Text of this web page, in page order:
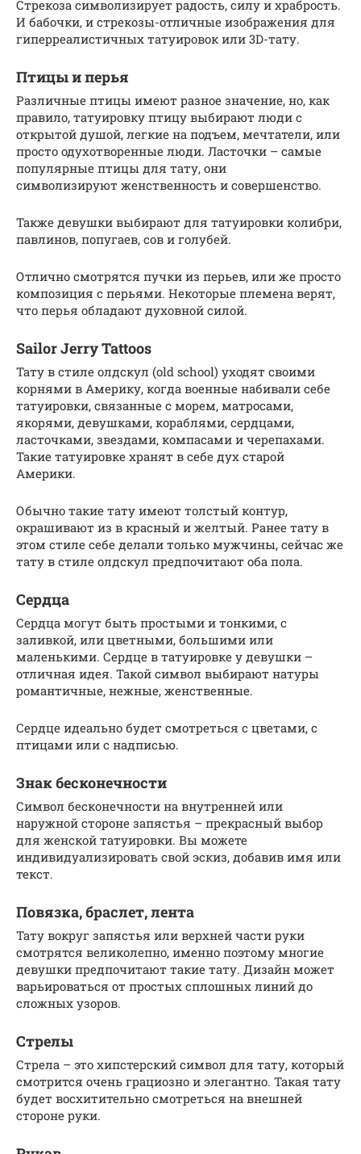
Стрекоза символизирует радость, силу и храбрость.
И бабочки, и стрекозы-отличные изображения для
гиперреалистичных татуировок или 3D-тату.
Птицы и перья
Различные птицы имеют разное значение, но, как
правило, татуировку птицу выбирают люди с
открытой душой, легкие на подъем, мечтатели, или
просто одухотворенные люди. Ласточки – самые
популярные птицы для тату, они
символизируют женственность и совершенство.
Также девушки выбирают для татуировки колибри,
павлинов, попугаев, сов и голубей.
Отлично смотрятся пучки из перьев, или же просто
композиция с перьями. Некоторые племена верят,
что перья обладают духовной силой.
Sailor Jerry Tattoos
Тату в стиле олдскул (old school) уходят своими
корнями в Америку, когда военные набивали себе
татуировки, связанные с морем, матросами,
якорями, девушками, кораблями, сердцами,
ласточками, звездами, компасами и черепахами.
Такие татуировке хранят в себе дух старой
Америки.
Обычно такие тату имеют толстый контур,
окрашивают из в красный и желтый. Ранее тату в
этом стиле себе делали только мужчины, сейчас же
тату в стиле олдскул предпочитают оба пола.
Сердца
Сердца могут быть простыми и тонкими, с
заливкой, или цветными, большими или
маленькими. Сердце в татуировке у девушки –
отличная идея. Такой символ выбирают натуры
романтичные, нежные, женственные.
Сердце идеально будет смотреться с цветами, с
птицами или с надписью.
Знак бесконечности
Символ бесконечности на внутренней или
наружной стороне запястья – прекрасный выбор
для женской татуировки. Вы можете
индивидуализировать свой эскиз, добавив имя или
текст.
Повязка, браслет, лента
Тату вокруг запястья или верхней части руки
смотрятся великолепно, именно поэтому многие
девушки предпочитают такие тату. Дизайн может
варьироваться от простых сплошных линий до
сложных узоров.
Стрелы
Стрела – это хипстерский символ для тату, который
смотрится очень грациозно и элегантно. Такая тату
будет восхитительно смотреться на внешней
стороне руки.